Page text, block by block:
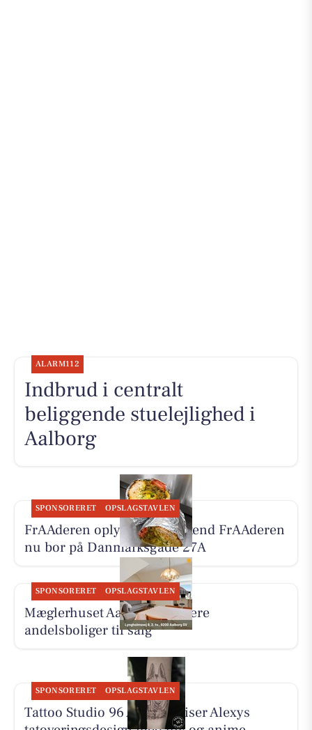
ALARM112
Indbrud i centralt
beliggende stuelejlighed i
Aalborg
SPONSORERET OPSLAGSTAVLEN
FrAAderen oplyser, at Weekend FrAAderen
nu bor på Danmarksgade 27A
SPONSORERET OPSLAGSTAVLEN
Mæglerhuset Aalborg har flere
andelsboliger til salg
SPONSORERET OPSLAGSTAVLEN
Tattoo Studio 96 Aalborg viser Alexys